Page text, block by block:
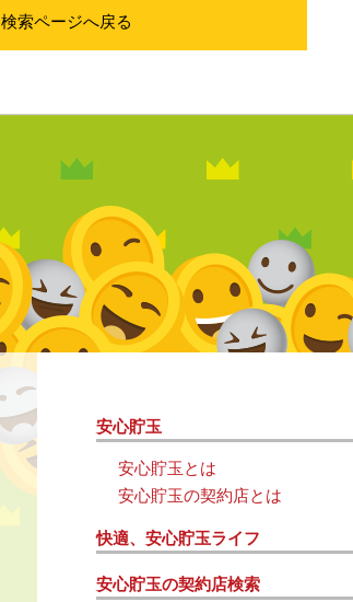
検索ページへ戻る
安心貯玉
安心貯玉とは
安心貯玉の契約店とは
快適、安心貯玉ライフ
安心貯玉の契約店検索